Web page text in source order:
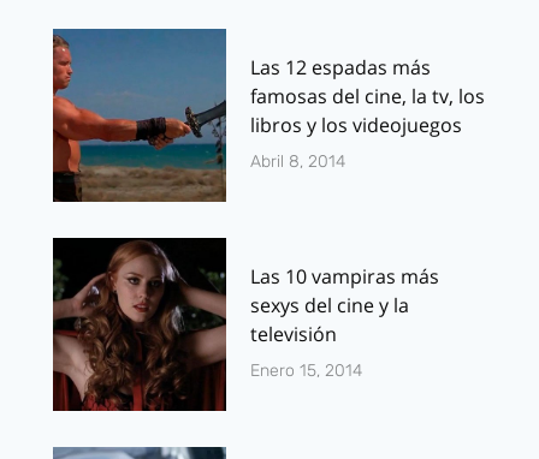
Las 12 espadas más
famosas del cine, la tv, los
libros y los videojuegos
Abril 8, 2014
Las 10 vampiras más
sexys del cine y la
televisión
Enero 15, 2014